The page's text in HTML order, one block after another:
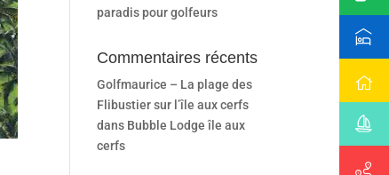
paradis pour golfeurs
Commentaires récents
Golfmaurice – La plage des
Flibustier sur l’île aux cerfs
dans Bubble Lodge île aux
cerfs